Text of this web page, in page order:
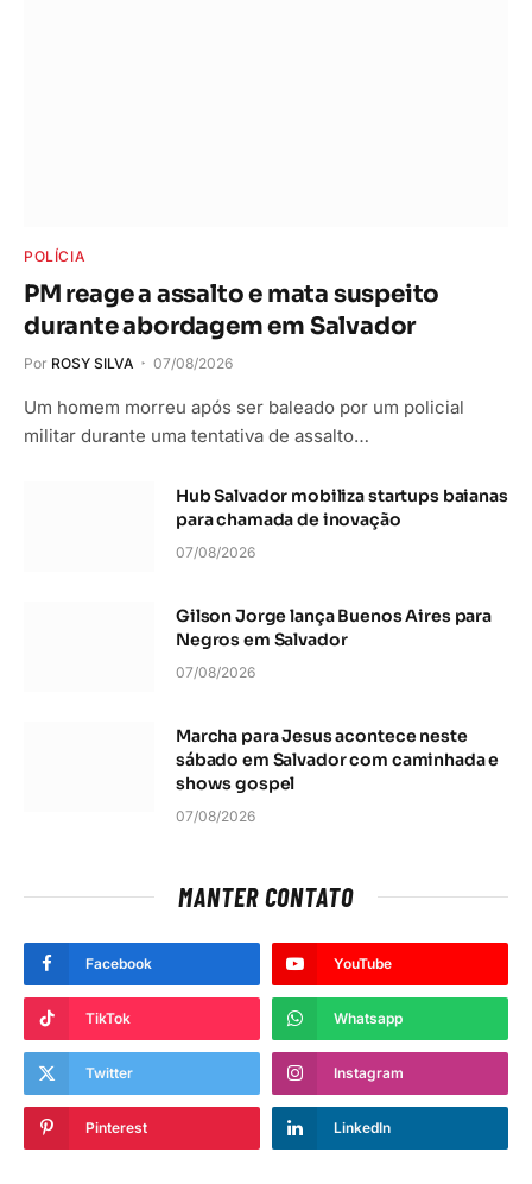
POLÍCIA
PM reage a assalto e mata suspeito
durante abordagem em Salvador
Por ROSY SILVA 07/08/2026
Um homem morreu após ser baleado por um policial
militar durante uma tentativa de assalto…
Hub Salvador mobiliza startups baianas
para chamada de inovação
07/08/2026
Gilson Jorge lança Buenos Aires para
Negros em Salvador
07/08/2026
Marcha para Jesus acontece neste
sábado em Salvador com caminhada e
shows gospel
07/08/2026
MANTER CONTATO
Facebook YouTube
TikTok Whatsapp
Twitter Instagram
Pinterest LinkedIn